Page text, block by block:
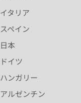
イタリア
スペイン
日本
ドイツ
ハンガリー
アルゼンチン